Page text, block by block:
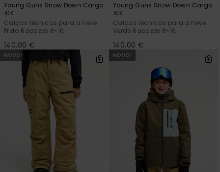
Young Guns Snow Down Cargo
10K
Calças técnicas para a neve
Preto Rapazes 8-16
140,00 €
Young Guns Snow Down Cargo
10K
Calças técnicas para a neve
Verde Rapazes 8-16
140,00 €
NOVO! NOVO!